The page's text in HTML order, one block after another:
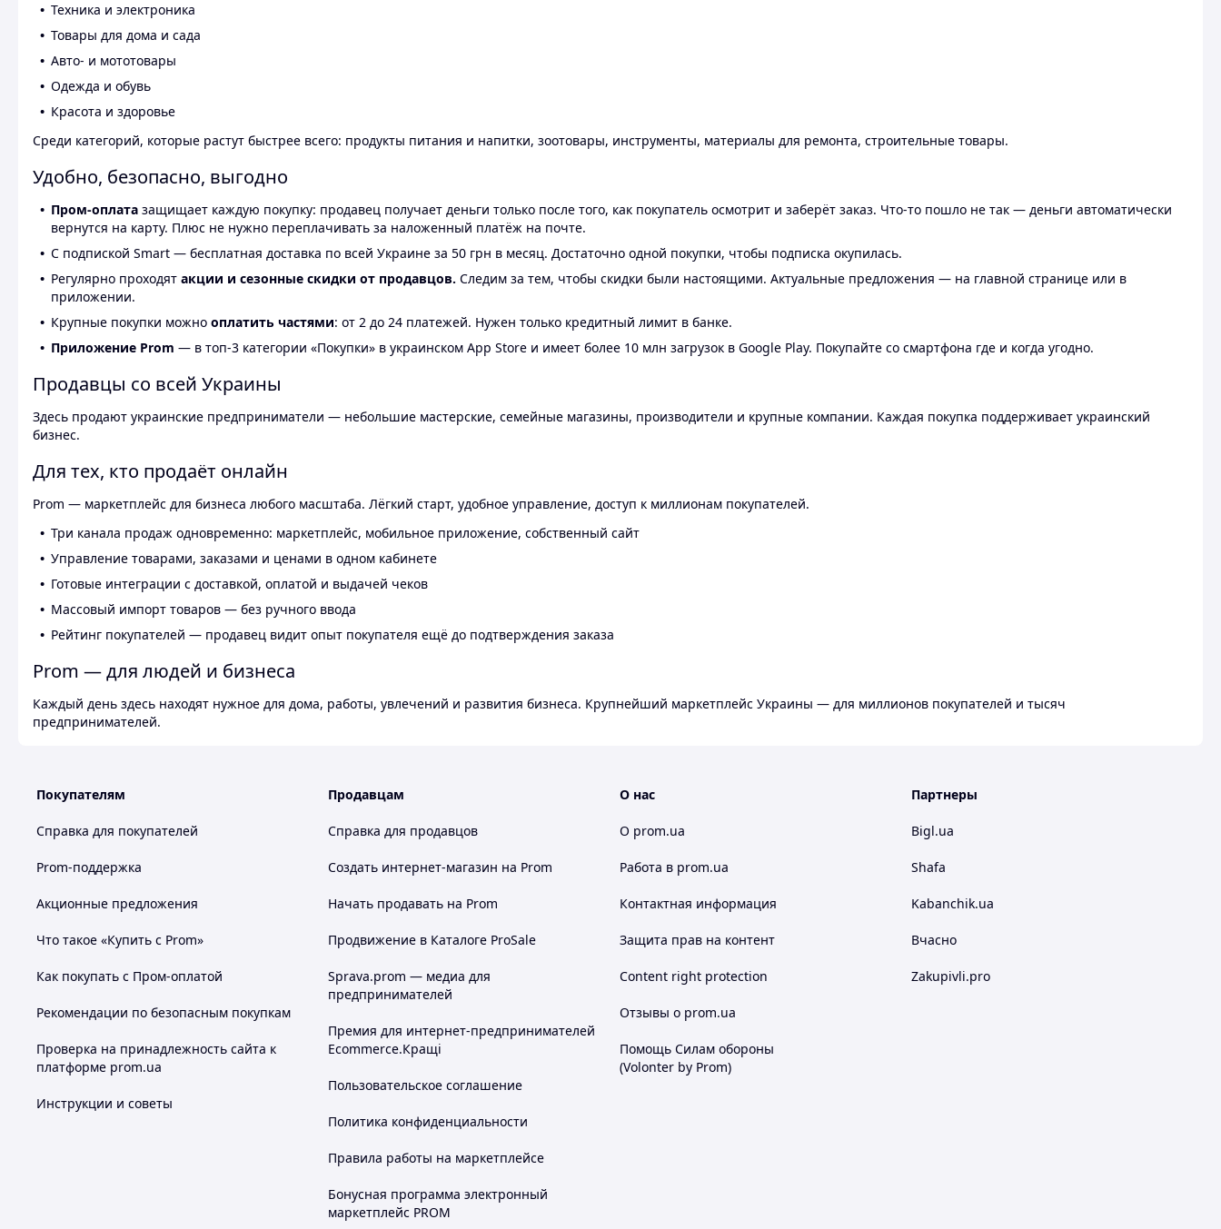
Техника и электроника
Товары для дома и сада
Авто- и мототовары
Одежда и обувь
Красота и здоровье
Среди категорий, которые растут быстрее всего: продукты питания и напитки, зоотовары, инструменты, материалы для ремонта, строительные товары.
Удобно, безопасно, выгодно
Пром-оплата защищает каждую покупку: продавец получает деньги только после того, как покупатель осмотрит и заберёт заказ. Что-то пошло не так — деньги автоматически
вернутся на карту. Плюс не нужно переплачивать за наложенный платёж на почте.
С подпиской Smart — бесплатная доставка по всей Украине за 50 грн в месяц. Достаточно одной покупки, чтобы подписка окупилась.
Регулярно проходят акции и сезонные скидки от продавцов. Следим за тем, чтобы скидки были настоящими. Актуальные предложения — на главной странице или в
приложении.
Крупные покупки можно оплатить частями: от 2 до 24 платежей. Нужен только кредитный лимит в банке.
Приложение Prom — в топ-3 категории «Покупки» в украинском App Store и имеет более 10 млн загрузок в Google Play. Покупайте со смартфона где и когда угодно.
Продавцы со всей Украины
Здесь продают украинские предприниматели — небольшие мастерские, семейные магазины, производители и крупные компании. Каждая покупка поддерживает украинский
бизнес.
Для тех, кто продаёт онлайн
Prom — маркетплейс для бизнеса любого масштаба. Лёгкий старт, удобное управление, доступ к миллионам покупателей.
Три канала продаж одновременно: маркетплейс, мобильное приложение, собственный сайт
Управление товарами, заказами и ценами в одном кабинете
Готовые интеграции с доставкой, оплатой и выдачей чеков
Массовый импорт товаров — без ручного ввода
Рейтинг покупателей — продавец видит опыт покупателя ещё до подтверждения заказа
Prom — для людей и бизнеса
Каждый день здесь находят нужное для дома, работы, увлечений и развития бизнеса. Крупнейший маркетплейс Украины — для миллионов покупателей и тысяч
предпринимателей.
Покупателям
Справка для покупателей
Prom-поддержка
Акционные предложения
Что такое «Купить с Prom»
Как покупать с Пром-оплатой
Рекомендации по безопасным покупкам
Проверка на принадлежность сайта к
платформе prom.ua
Инструкции и советы
Продавцам
Справка для продавцов
Создать интернет-магазин на Prom
Начать продавать на Prom
Продвижение в Каталоге ProSale
Sprava.prom — медиа для
предпринимателей
Премия для интернет-предпринимателей
Ecommerce.Кращі
Пользовательское соглашение
Политика конфиденциальности
Правила работы на маркетплейсе
Бонусная программа электронный
маркетплейс PROM
О нас
О prom.ua
Работа в prom.ua
Контактная информация
Защита прав на контент
Content right protection
Отзывы о prom.ua
Помощь Силам обороны
(Volonter by Prom)
Партнеры
Bigl.ua
Shafa
Kabanchik.ua
Вчасно
Zakupivli.pro